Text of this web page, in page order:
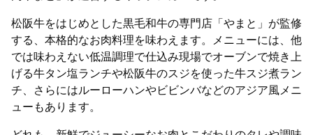
松阪牛をはじめとした黒毛和牛の専門店「やまと」が監修
する、本格的なお肉料理を味わえます。メニューには、他
では味わえない低温調理で仕込み現場でオーブンで焼き上
げる牛タン塩ランチや松阪牛のスジを使った牛スジ煮ラン
チ、さらにはルーローハンやビビンバなどのアジア風メニ
ューもあります。